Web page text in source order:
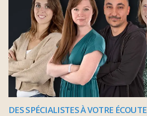
DES SPÉCIALISTES À VOTRE ÉCOUTE